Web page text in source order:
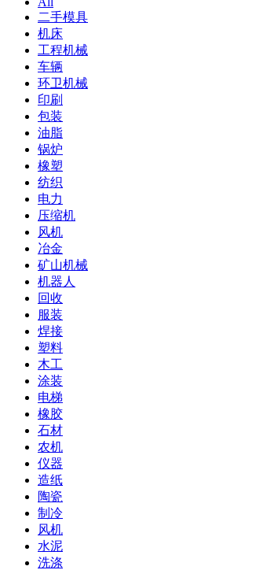
二手模具
机床
工程机械
车辆
环卫机械
印刷
包装
油脂
锅炉
橡塑
纺织
电力
压缩机
风机
冶金
矿山机械
机器人
回收
服装
焊接
塑料
木工
涂装
电梯
橡胶
石材
农机
仪器
造纸
陶瓷
制冷
风机
水泥
洗涤